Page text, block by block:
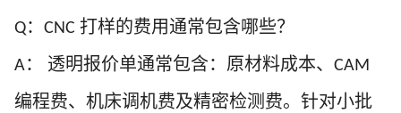
Q： CNC 打样的费用通常包含哪些？
A： 透明报价单通常包含：原材料成本、 CAM
编程费、机床调机费及精密检测费。针对小批